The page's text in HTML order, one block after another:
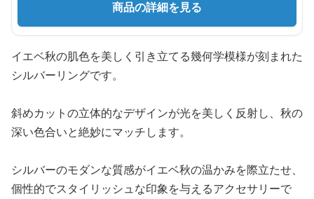
商品の詳細を見る
イエベ秋の肌色を美しく引き立てる幾何学模様が刻まれた
シルバーリングです。
斜めカットの立体的なデザインが光を美しく反射し、秋の
深い色合いと絶妙にマッチします。
シルバーのモダンな質感がイエベ秋の温かみを際立たせ、
個性的でスタイリッシュな印象を与えるアクセサリーで